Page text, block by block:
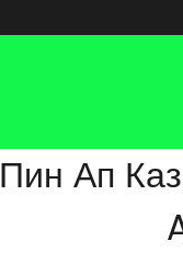
Пин Ап